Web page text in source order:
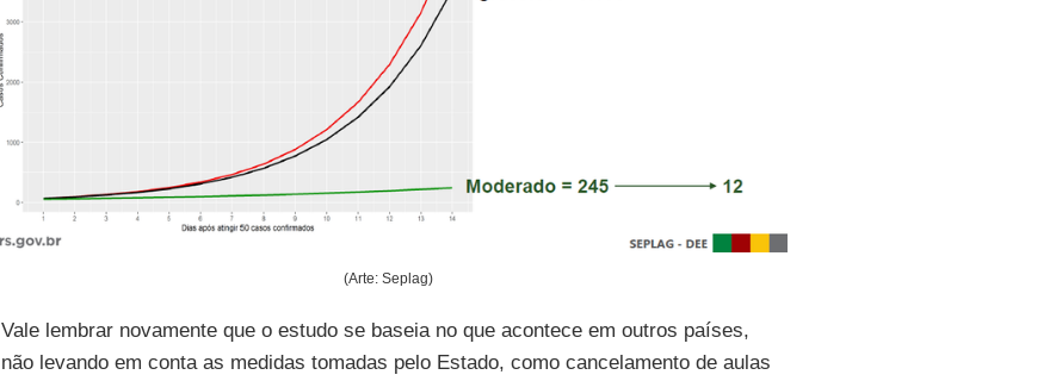
(Arte: Seplag)
Vale lembrar novamente que o estudo se baseia no que acontece em outros países,
não levando em conta as medidas tomadas pelo Estado, como cancelamento de aulas